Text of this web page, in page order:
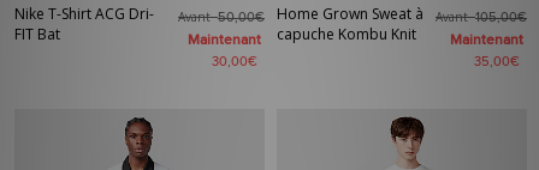
Nike T-Shirt ACG Dri-
FIT Bat
Avant50,00€
Maintenant
30,00€
Home Grown Sweat à
capuche Kombu Knit
Avant105,00€
Maintenant
35,00€